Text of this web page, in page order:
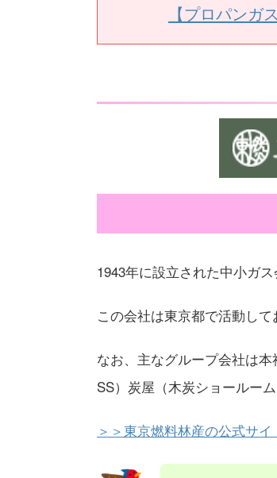
【プロパンガ
1943年に設立された中小ガス
この会社は東京都で活動して
なお、主なグループ会社は
SS）炭屋（木炭ショールーム
＞＞東京燃料林産の公式サイ